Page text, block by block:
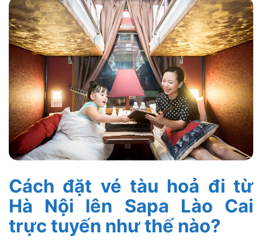
Cách đặt vé tàu hoả đi từ
Hà Nội lên Sapa Lào Cai
trực tuyến như thế nào?